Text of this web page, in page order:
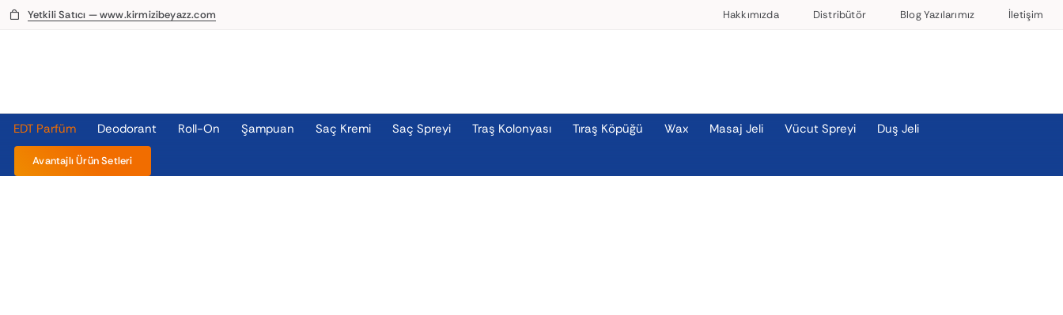
SkipYetkili Satıcı — www.kirmizibeyazz.com Hakkımızda Distribütör Blog Yazılarımız İletişim
EDT Parfüm Deodorant Roll-On Şampuan Saç Kremi Saç Spreyi Traş Kolonyası Tıraş Köpüğü Wax Masaj Jeli Vücut Spreyi Duş Jeli
Avantajlı Ürün Setleri